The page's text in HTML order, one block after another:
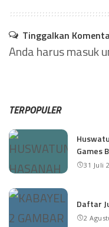
Tinggalkan
Anda harusmasuk
TERPOPULER
Games
31 Juli
Daftar
2